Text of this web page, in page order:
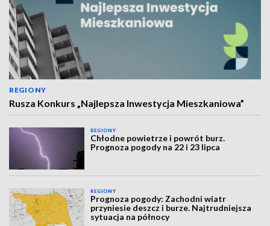
REGIONY
Rusza Konkurs „Najlepsza Inwestycja Mieszkaniowa”
REGIONY
Chłodne powietrze i powrót burz.
Prognoza pogody na 22 i 23 lipca
REGIONY
Prognoza pogody: Zachodni wiatr
przyniesie deszcz i burze. Najtrudniejsza
sytuacja na północy